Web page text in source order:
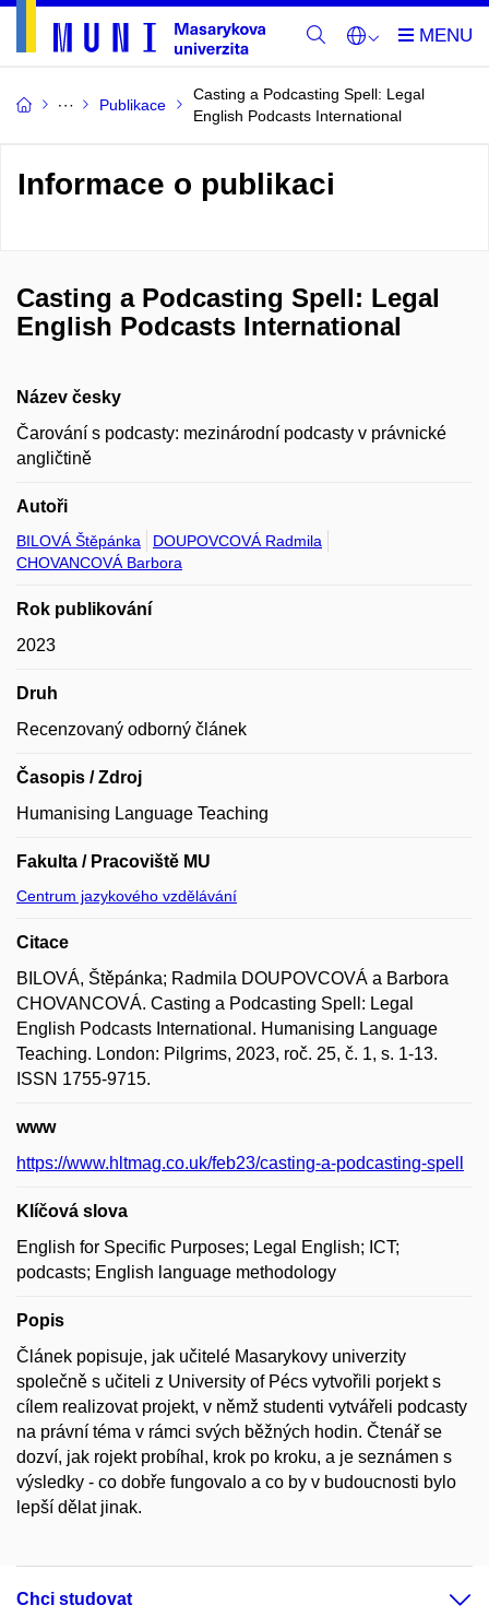
Publikace
Casting a Podcasting Spell: Legal
English Podcasts International
Informace o publikaci
Casting a Podcasting Spell: Legal
English Podcasts International
Název česky
Čarování s podcasty: mezinárodní podcasty v právnické
angličtině
Autoři
BILOVÁ Štěpánka
DOUPOVCOVÁ Radmila
CHOVANCOVÁ Barbora
Rok publikování
2023
Druh
Recenzovaný odborný článek
Časopis / Zdroj
Humanising Language Teaching
Fakulta / Pracoviště MU
Centrum jazykového vzdělávání
Citace
BILOVÁ, Štěpánka; Radmila DOUPOVCOVÁ a Barbora
CHOVANCOVÁ. Casting a Podcasting Spell: Legal
English Podcasts International. Humanising Language
Teaching. London: Pilgrims, 2023, roč. 25, č. 1, s. 1-13.
ISSN 1755-9715.
www
https://www.hltmag.co.uk/feb23/casting-a-podcasting-spell
Klíčová slova
English for Specific Purposes; Legal English; ICT;
podcasts; English language methodology
Popis
Článek popisuje, jak učitelé Masarykovy univerzity
společně s učiteli z University of Pécs vytvořili porjekt s
cílem realizovat projekt, v němž studenti vytvářeli podcasty
na právní téma v rámci svých běžných hodin. Čtenář se
dozví, jak rojekt probíhal, krok po kroku, a je seznámen s
výsledky - co dobře fungovalo a co by v budoucnosti bylo
lepší dělat jinak.
Chci studovat